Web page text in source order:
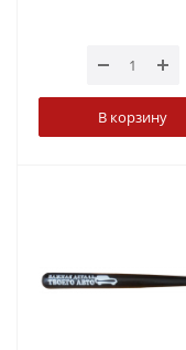
В корзину